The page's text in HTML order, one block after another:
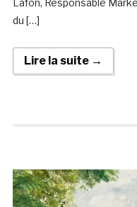
Lafon, Responsable
du […]
Lire la suite →